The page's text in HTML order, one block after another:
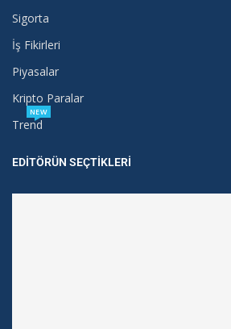
Sigorta
İş Fikirleri
Piyasalar
Kripto Paralar
Trend
NEW
EDITÖRÜN SEÇTIKLERI